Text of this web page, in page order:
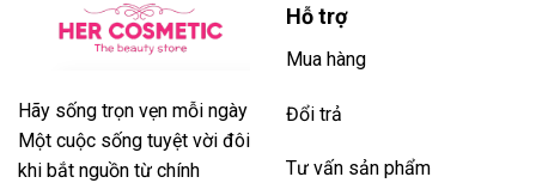
Hãy sống trọn vẹn mỗi ngày
Một cuộc sống tuyệt vời đôi
khi bắt nguồn từ chính
Hỗ trợ
Mua hàng
Đổi trả
Tư vấn sản phẩm